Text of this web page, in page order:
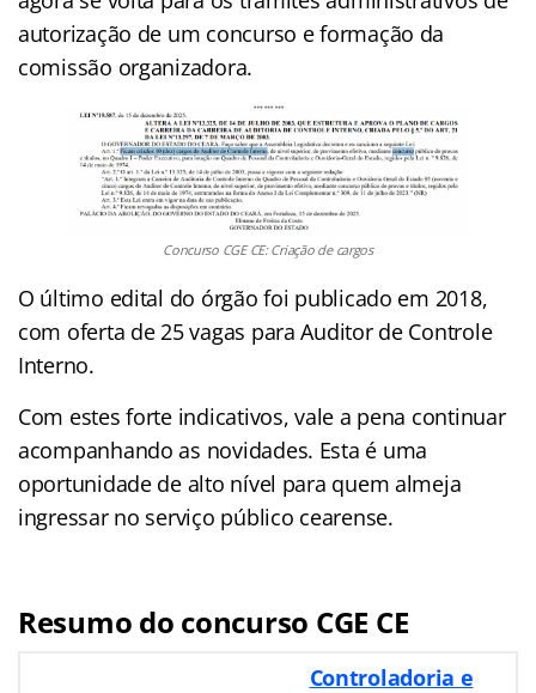
autorização de um concurso e formação da
comissão organizadora.
Concurso CGE CE: Criação de cargos
O último edital do órgão foi publicado em 2018,
com oferta de 25 vagas para Auditor de Controle
Interno.
Com estes forte indicativos, vale a pena continuar
acompanhando as novidades. Esta é uma
oportunidade de alto nível para quem almeja
ingressar no serviço público cearense.
Resumo do concurso CGE CE
Controladoria e